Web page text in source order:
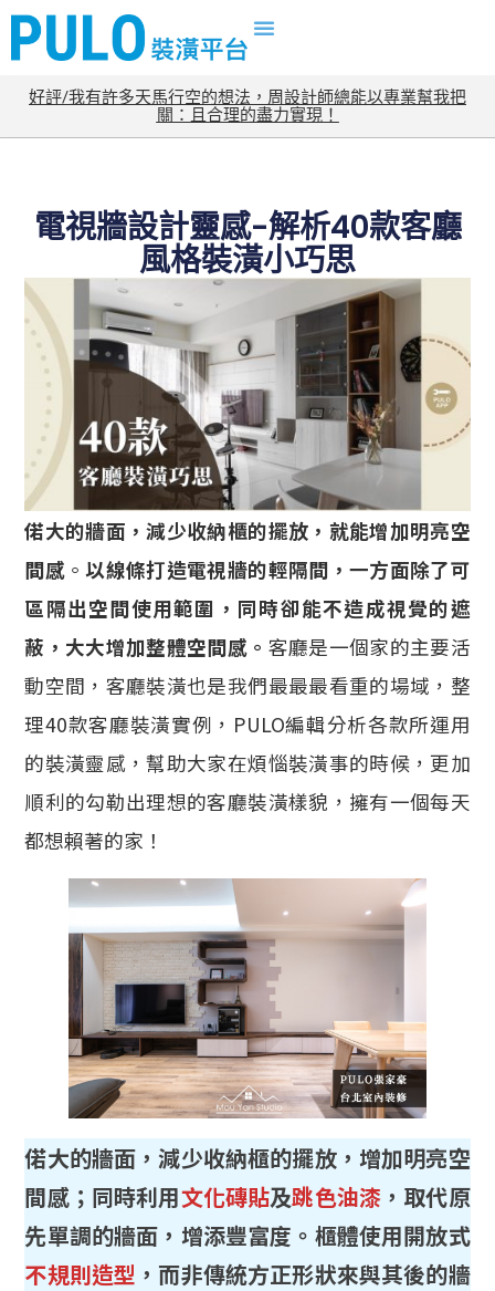
好評/我有許多天馬行空的想法，周設計師總能以專業幫我把
關：且合理的盡力實現！
電視牆設計靈感-解析40款客廳
風格裝潢小巧思
偌大的牆面，減少收納櫃的擺放，就能增加明亮空
間感 。以線條打造電視牆的輕隔間，一方面除了可
區隔出空間使用範圍，同時卻能不造成視覺的遮
蔽，大大增加整體空間感。 客廳是一個家的主要活
動空間，客廳裝潢也是我們最最最看重的場域，整
理40款客廳裝潢實例，PULO編輯分析各款所運用
的裝潢靈感，幫助大家在煩惱裝潢事的時候，更加
順利的勾勒出理想的客廳裝潢樣貌，擁有一個每天
都想賴著的家！
偌大的牆面，減少收納櫃的擺放，增加明亮空
間感；同時利用文化磚貼及跳色油漆 ，取代原
先單調的牆面，增添豐富度。櫃體使用開放式
不規則造型 ，而非傳統方正形狀來與其後的牆